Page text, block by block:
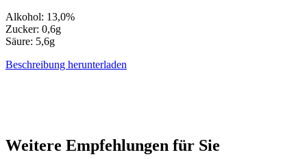
Alkohol: 13,0%
Zucker: 0,6g
Säure: 5,6g
Beschreibung herunterladen
Weitere Empfehlungen für Sie